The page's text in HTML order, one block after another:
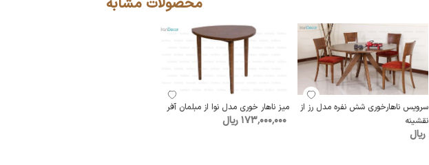
محصولات مشابه
سرویس ناهارخوری شش نفره مدل رز از
نقشینه
ریال
میز ناهار خوری مدل نوا از مبلمان آفر
173٬000٬000 ریال